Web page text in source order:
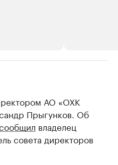
Посмотрите в
АО «ОХК
Прыгунков. Об
владелец
совета директоров